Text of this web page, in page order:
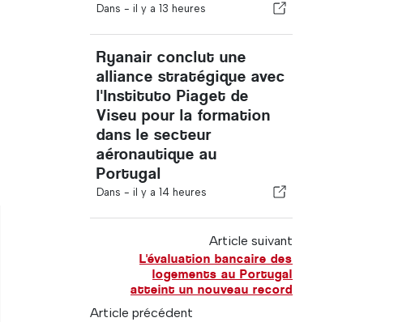
Dans - il y a 13 heures
Ryanair conclut une
alliance stratégique avec
l'Instituto Piaget de
Viseu pour la formation
dans le secteur
aéronautique au
Portugal
Dans - il y a 14 heures
Article suivant
L'évaluation bancaire des
logements au Portugal
atteint un nouveau record
Article précédent